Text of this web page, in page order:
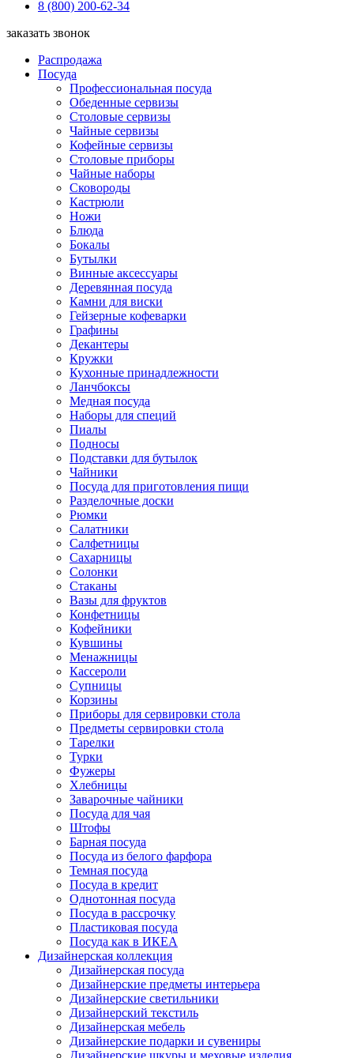
8 (800) 200-62-34
заказать звонок
Распродажа
Посуда
Профессиональная посуда
Обеденные сервизы
Столовые сервизы
Чайные сервизы
Кофейные сервизы
Столовые приборы
Чайные наборы
Сковороды
Кастрюли
Ножи
Блюда
Бокалы
Бутылки
Винные аксессуары
Деревянная посуда
Камни для виски
Гейзерные кофеварки
Графины
Декантеры
Кружки
Кухонные принадлежности
Ланчбоксы
Медная посуда
Наборы для специй
Пиалы
Подносы
Подставки для бутылок
Чайники
Посуда для приготовления пищи
Разделочные доски
Рюмки
Салатники
Салфетницы
Сахарницы
Солонки
Стаканы
Вазы для фруктов
Конфетницы
Кофейники
Кувшины
Менажницы
Кассероли
Супницы
Корзины
Приборы для сервировки стола
Предметы сервировки стола
Тарелки
Турки
Фужеры
Хлебницы
Заварочные чайники
Посуда для чая
Штофы
Барная посуда
Посуда из белого фарфора
Темная посуда
Посуда в кредит
Однотонная посуда
Посуда в рассрочку
Пластиковая посуда
Посуда как в ИКЕА
Дизайнерская коллекция
Дизайнерская посуда
Дизайнерские предметы интерьера
Дизайнерские светильники
Дизайнерский текстиль
Дизайнерская мебель
Дизайнерские подарки и сувениры
Дизайнерские шкуры и меховые изделия